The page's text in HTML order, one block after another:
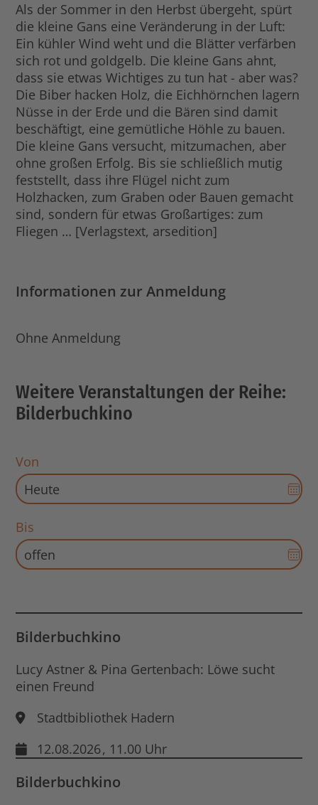
Als der Sommer in den Herbst übergeht, spürt
die kleine Gans eine Veränderung in der Luft:
Ein kühler Wind weht und die Blätter verfärben
sich rot und goldgelb. Die kleine Gans ahnt,
dass sie etwas Wichtiges zu tun hat - aber was?
Die Biber hacken Holz, die Eichhörnchen lagern
Nüsse in der Erde und die Bären sind damit
beschäftigt, eine gemütliche Höhle zu bauen.
Die kleine Gans versucht, mitzumachen, aber
ohne großen Erfolg. Bis sie schließlich mutig
feststellt, dass ihre Flügel nicht zum
Holzhacken, zum Graben oder Bauen gemacht
sind, sondern für etwas Großartiges: zum
Fliegen … [Verlagstext, arsedition]
Informationen zur Anmeldung
Ohne Anmeldung
Weitere Veranstaltungen der Reihe:
Bilderbuchkino
Von
Bis
Bilderbuchkino
Lucy Astner & Pina Gertenbach: Löwe sucht
einen Freund
Stadtbibliothek Hadern
12.08.2026, 11.00 Uhr
Bilderbuchkino